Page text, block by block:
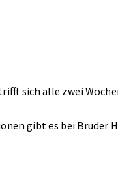
sich alle zwei
gibt es bei Bruder